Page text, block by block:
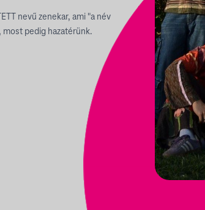
nevű zenekar, ami "a név
pedig hazatérünk.